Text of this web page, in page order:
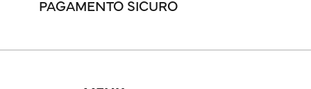
PAGAMENTO SICURO